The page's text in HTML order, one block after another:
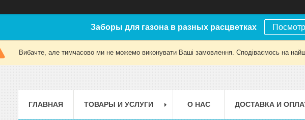
Заборы для газона в разных расцветках
Вибачте, але тимчасово ми не можемо виконувати Ваші замовлення. Сподіваємось на
ГЛАВНАЯ ТОВАРЫ И УСЛУГИ О НАС ДОСТАВКА И